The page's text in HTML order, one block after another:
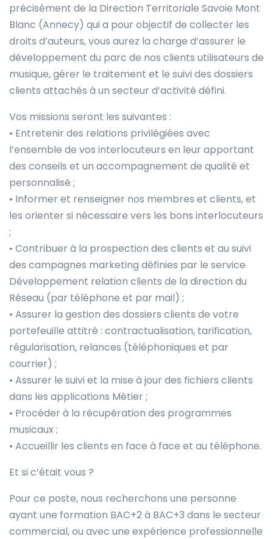
précisément de la Direction Territoriale Savoie Mont
Blanc (Annecy) qui a pour objectif de collecter les
droits d’auteurs, vous aurez la charge d’assurer le
développement du parc de nos clients utilisateurs de
musique, gérer le traitement et le suivi des dossiers
clients attachés à un secteur d’activité défini.
Vos missions seront les suivantes :
• Entretenir des relations privilégiées avec
l’ensemble de vos interlocuteurs en leur apportant
des conseils et un accompagnement de qualité et
personnalisé ;
• Informer et renseigner nos membres et clients, et
les orienter si nécessaire vers les bons interlocuteurs
;
• Contribuer à la prospection des clients et au suivi
des campagnes marketing définies par le service
Développement relation clients de la direction du
Réseau (par téléphone et par mail) ;
• Assurer la gestion des dossiers clients de votre
portefeuille attitré : contractualisation, tarification,
régularisation, relances (téléphoniques et par
courrier) ;
• Assurer le suivi et la mise à jour des fichiers clients
dans les applications Métier ;
• Procéder à la récupération des programmes
musicaux ;
• Accueillir les clients en face à face et au téléphone.
Et si c’était vous ?
Pour ce poste, nous recherchons une personne
ayant une formation BAC+2 à BAC+3 dans le secteur
commercial, ou avec une expérience professionnelle